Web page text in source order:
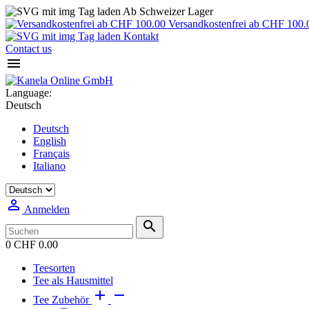
Ab Schweizer Lager
Versandkostenfrei ab CHF
Kontakt
Contact us

Language:
Deutsch
Deutsch
English
Français
Italiano
 Anmelden

0 CHF 0.00
Teesorten
Tee als Hausmittel
Tee Zubehör  